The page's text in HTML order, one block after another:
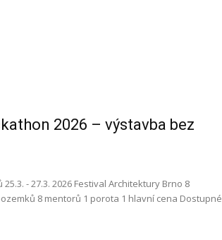
2026 – výstavba bez
- 27.3. 2026 Festival Architektury Brno 8
8 mentorů 1 porota 1 hlavní cena Dostupné